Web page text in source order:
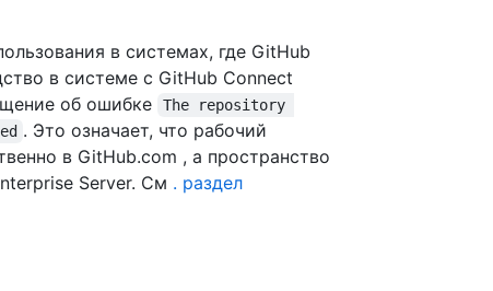
в системах, где GitHub
в системе с GitHub Connect
об ошибке
The repository
. Это означает, что рабочий
в GitHub.com , а пространство
Server. См . раздел